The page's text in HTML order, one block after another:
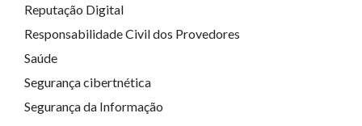
Reputação Digital
Responsabilidade Civil dos Provedores
Saúde
Segurança cibertnética
Segurança da Informação